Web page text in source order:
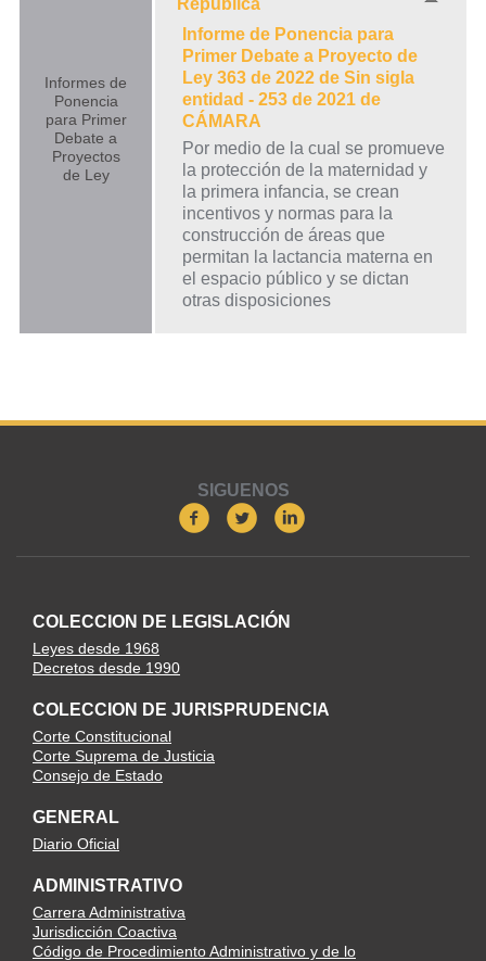
Informes de
Ponencia
para Primer
Debate a
Proyectos
de Ley
República
Informe de Ponencia para
Primer Debate a Proyecto de
Ley 363 de 2022 de Sin sigla
entidad - 253 de 2021 de
CÁMARA
Por medio de la cual se promueve
la protección de la maternidad y
la primera infancia, se crean
incentivos y normas para la
construcción de áreas que
permitan la lactancia materna en
el espacio público y se dictan
otras disposiciones
SIGUENOS
COLECCION DE LEGISLACIÓN
Leyes desde 1968
Decretos desde 1990
COLECCION DE JURISPRUDENCIA
Corte Constitucional
Corte Suprema de Justicia
Consejo de Estado
GENERAL
Diario Oficial
ADMINISTRATIVO
Carrera Administrativa
Jurisdicción Coactiva
Código de Procedimiento Administrativo y de lo